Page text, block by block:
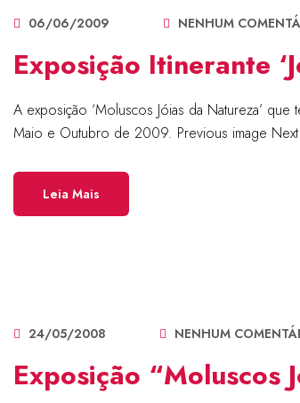
06/06/2009 NENHUM
Exposição Itinerante
A exposição ‘Moluscos Jóias da Natureza’
Maio e Outubro de 2009. Previous image Next
Leia Mais
24/05/2008 NENHUM
Exposição “Moluscos